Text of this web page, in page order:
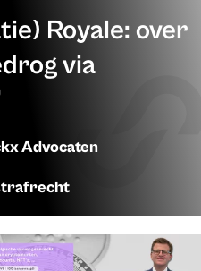
Royale: over
via
Advocaten